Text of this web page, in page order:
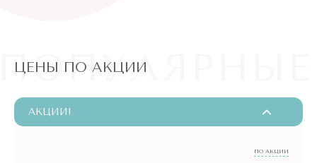
ЦЕНЫ ПО АКЦИИ
АКЦИИ!
ПО АКЦИИ